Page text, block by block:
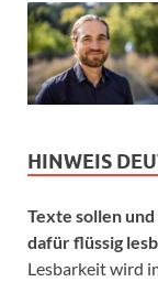
HINWEIS
Texte sollen
dafür flüssig
Lesbarkeit wird